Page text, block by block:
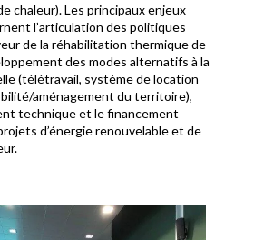
chaleur). Les principaux enjeux
l’articulation des politiques
de la réhabilitation thermique de
des modes alternatifs à la
(télétravail, système de location
aménagement du territoire),
technique et le financement
d’énergie renouvelable et de